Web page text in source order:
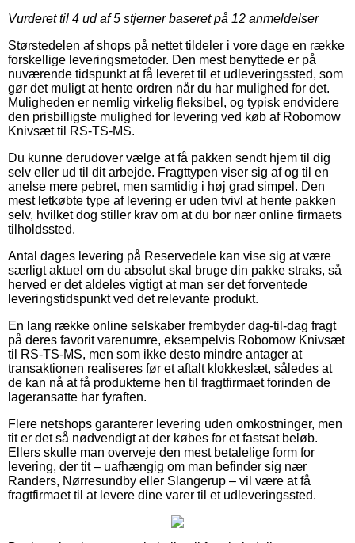
Vurderet til 4 ud af 5 stjerner baseret på 12 anmeldelser
Størstedelen af shops på nettet tildeler i vore dage en række
forskellige leveringsmetoder. Den mest benyttede er på
nuværende tidspunkt at få leveret til et udleveringssted, som
gør det muligt at hente ordren når du har mulighed for det.
Muligheden er nemlig virkelig fleksibel, og typisk endvidere
den prisbilligste mulighed for levering ved køb af Robomow
Knivsæt til RS-TS-MS.
Du kunne derudover vælge at få pakken sendt hjem til dig
selv eller ud til dit arbejde. Fragttypen viser sig af og til en
anelse mere pebret, men samtidig i høj grad simpel. Den
mest letkøbte type af levering er uden tvivl at hente pakken
selv, hvilket dog stiller krav om at du bor nær online firmaets
tilholdssted.
Antal dages levering på Reservedele kan vise sig at være
særligt aktuel om du absolut skal bruge din pakke straks, så
herved er det aldeles vigtigt at man ser det forventede
leveringstidspunkt ved det relevante produkt.
En lang række online selskaber frembyder dag-til-dag fragt
på deres favorit varenumre, eksempelvis Robomow Knivsæt
til RS-TS-MS, men som ikke desto mindre antager at
transaktionen realiseres før et aftalt klokkeslæt, således at
de kan nå at få produkterne hen til fragtfirmaet forinden de
lageransatte har fyraften.
Flere netshops garanterer levering uden omkostninger, men
tit er det så nødvendigt at der købes for et fastsat beløb.
Ellers skulle man overveje den mest betalelige form for
levering, der tit – uafhængig om man befinder sig nær
Randers, Nørresundby eller Slangerup – vil være at få
fragtfirmaet til at levere dine varer til et udleveringssted.